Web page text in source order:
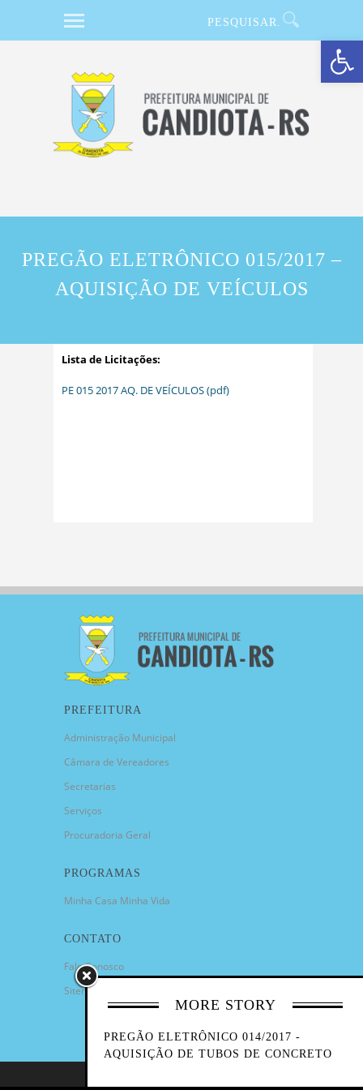
Barra de Ferramentas Aberta
PREGÃO ELETRÔNICO 015/2017 –
AQUISIÇÃO DE VEÍCULOS
Lista de Licitações:
PE 015 2017 AQ. DE VEÍCULOS (pdf)
MORE STORY
PREGÃO ELETRÔNICO 014/2017 -
AQUISIÇÃO DE TUBOS DE CONCRETO
PREFEITURA
Administração Municipal
Câmara de Vereadores
Secretarias
Serviços
Procuradoria Geral
PROGRAMAS
Minha Casa Minha Vida
CONTATO
Fale Conosco
Sitemap